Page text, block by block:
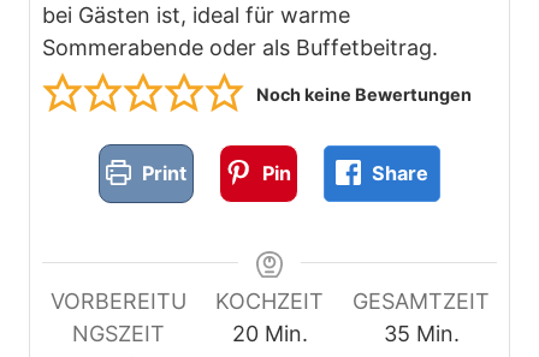
bei Gästen ist, ideal für warme
Sommerabende oder als Buffetbeitrag.
Noch keine Bewertungen
Print Pin Share
VORBEREITU
NGSZEIT
KOCHZEIT
20MMin.
GESAMTZEIT
35MMin.